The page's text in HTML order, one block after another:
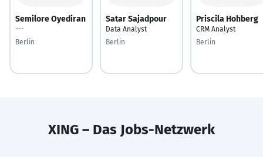
Semilore Oyediran
---
Berlin
Satar Sajadpour
Data Analyst
Berlin
Priscila Hohberg
CRM Analyst
Berlin
XING – Das Jobs-Netzwerk